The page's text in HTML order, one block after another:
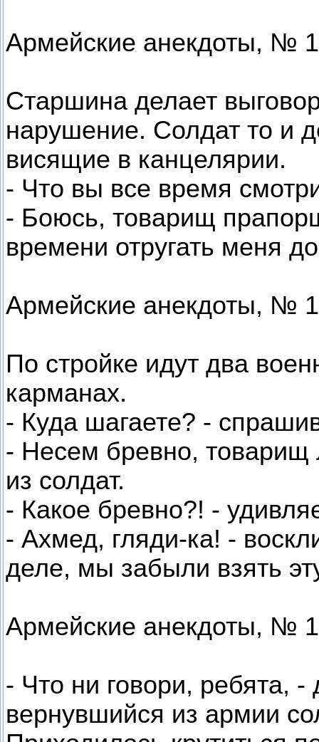
Армейские анекдоты, №
Старшина делает
нарушение. Солдат то и
висящие в канцелярии.
- Что вы все время
- Боюсь, товарищ
времени отругать меня
Армейские анекдоты, №
По стройке идут два
карманах.
- Куда шагаете? -
- Несем бревно, товарищ
из солдат.
- Какое бревно?! -
- Ахмед, гляди-ка! -
деле, мы забыли взять
Армейские анекдоты, №
- Что ни говори, ребята,
вернувшийся из армии